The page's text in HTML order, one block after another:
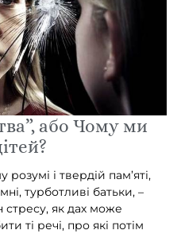
або Чому ми
і твердій пам’яті,
турботливі батьки, –
стресу, як дах може
ті речі, про які потім